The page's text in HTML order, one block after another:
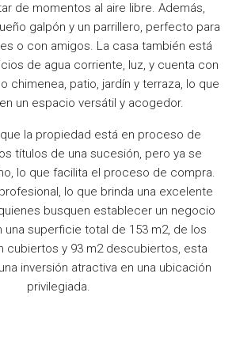
de momentos al aire libre. Además,
galpón y un parrillero, perfecto para
o con amigos. La casa también está
de agua corriente, luz, y cuenta con
chimenea, patio, jardín y terraza, lo que
un espacio versátil y acogedor.
la propiedad está en proceso de
títulos de una sucesión, pero ya se
lo que facilita el proceso de compra.
lo que brinda una excelente
busquen establecer un negocio
una superficie total de 153 m2, de los
cubiertos y 93 m2 descubiertos, esta
inversión atractiva en una ubicación
privilegiada.